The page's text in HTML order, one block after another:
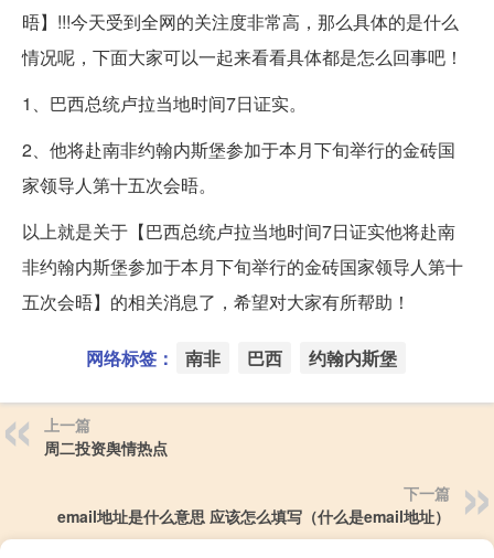
晤】!!!今天受到全网的关注度非常高，那么具体的是什么
情况呢，下面大家可以一起来看看具体都是怎么回事吧！
1、巴西总统卢拉当地时间7日证实。
2、他将赴南非约翰内斯堡参加于本月下旬举行的金砖国
家领导人第十五次会晤。
以上就是关于【巴西总统卢拉当地时间7日证实他将赴南
非约翰内斯堡参加于本月下旬举行的金砖国家领导人第十
五次会晤】的相关消息了，希望对大家有所帮助！
网络标签： 南非 巴西 约翰内斯堡
上一篇
周二投资舆情热点
下一篇
email地址是什么意思 应该怎么填写（什么是email地址）